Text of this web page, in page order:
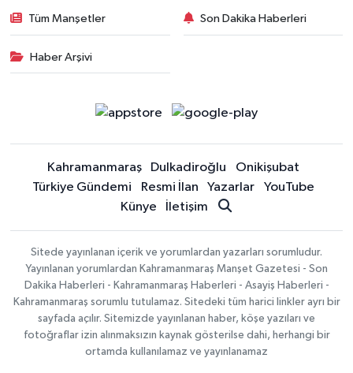
Tüm Manşetler Son Dakika Haberleri
Haber Arşivi
Kahramanmaraş Dulkadiroğlu
Onikişubat
Türkiye Gündemi
Resmi İlan Yazarlar
YouTube
Künye
İletişim
Sitede yayınlanan içerik ve yorumlardan yazarları sorumludur.
Yayınlanan yorumlardan Kahramanmaraş Manşet Gazetesi - Son
Dakika Haberleri - Kahramanmaraş Haberleri - Asayiş Haberleri -
Kahramanmaraş sorumlu tutulamaz. Sitedeki tüm harici linkler ayrı bir
sayfada açılır. Sitemizde yayınlanan haber, köşe yazıları ve
fotoğraflar izin alınmaksızın kaynak gösterilse dahi, herhangi bir
ortamda kullanılamaz ve yayınlanamaz